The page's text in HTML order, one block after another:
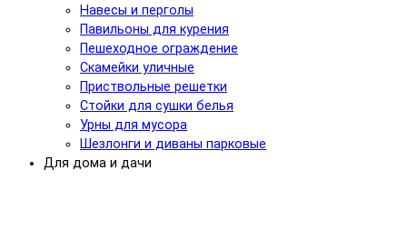
Навесы и перголы
Павильоны для курения
Пешеходное ограждение
Скамейки уличные
Приствольные решетки
Стойки для сушки белья
Урны для мусора
Шезлонги и диваны парковые
Для дома и дачи